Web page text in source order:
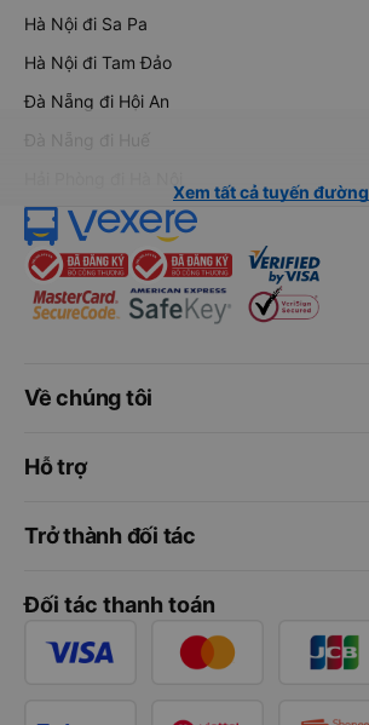
Hà Nội đi Sa Pa
Hà Nội đi Tam Đảo
Đà Nẵng đi Hội An
Đà Nẵng đi Huế
Xem tất cả tuyến đường
Về chúng tôi
Hỗ trợ
Trở thành đối tác
Đối tác thanh toán